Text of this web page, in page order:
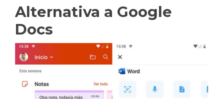
Alternativa a Google
Docs